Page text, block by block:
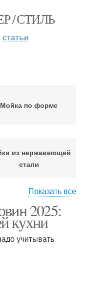
/ СТИЛЬ
статьи
Мойка по форме
из нержавеющей
стали
из нержавейки
Показать все
2025:
кухни
учитывать